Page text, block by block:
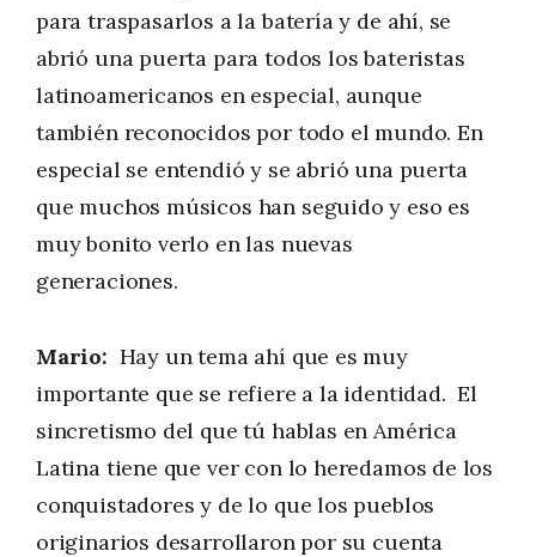
para traspasarlos a la batería y de ahí, se
abrió una puerta para todos los bateristas
latinoamericanos en especial, aunque
también reconocidos por todo el mundo. En
especial se entendió y se abrió una puerta
que muchos músicos han seguido y eso es
muy bonito verlo en las nuevas
generaciones.
Mario: Hay un tema ahí que es muy
importante que se refiere a la identidad. El
sincretismo del que tú hablas en América
Latina tiene que ver con lo heredamos de los
conquistadores y de lo que los pueblos
originarios desarrollaron por su cuenta